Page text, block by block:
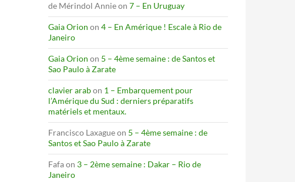
de Mérindol Annieon 7 – En Uruguay
Gaia Orion on 4 – En Amérique ! Escale à Rio de
Janeiro
Gaia Orion on 5 – 4ème semaine : de Santos et
Sao Paulo à Zarate
clavier arabon 1 – Embarquement pour
l’Amérique du Sud : derniers préparatifs
matériels et mentaux.
Francisco Laxagueon 5 – 4ème semaine : de
Santos et Sao Paulo à Zarate
Fafaon 3 – 2ème semaine : Dakar – Rio de
Janeiro